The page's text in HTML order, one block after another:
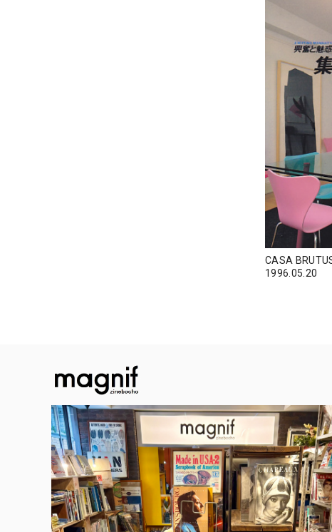
CASA
1996.05.20